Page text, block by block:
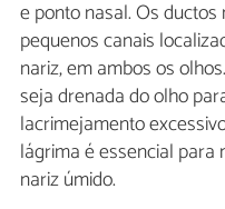
e ponto nasal. Os
pequenos canais
nariz, em ambos os
seja drenada do olho
lacrimejamento
lágrima é essencial
nariz úmido.